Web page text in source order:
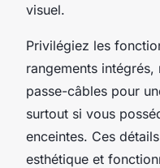
visuel.
Privilégiez les
rangements
passe-câbles pour
surtout si vous
enceintes. Ces
esthétique et